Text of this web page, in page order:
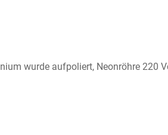
wurde aufpoliert, Neonröhre 220